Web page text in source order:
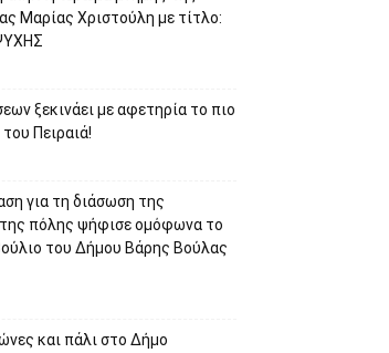
Μαρίας Χριστούλη με τίτλο:
ξεκινάει με αφετηρία το πιο
Πειραιά!
για τη διάσωση της
πόλης ψήφισε ομόφωνα το
του Δήμου Βάρης Βούλας
και πάλι στο Δήμο